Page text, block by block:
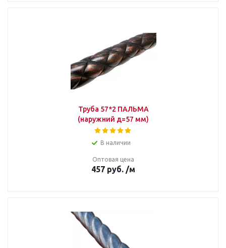
Труба 57*2 ПАЛЬМА
(наружний д=57 мм)
В наличии
Оптовая цена
457 руб. /м